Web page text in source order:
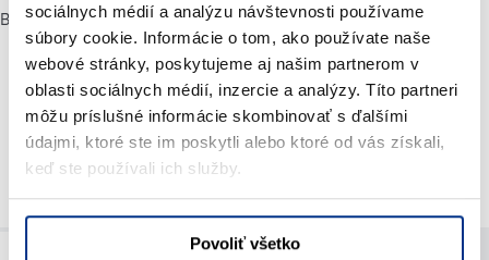
sociálnych médií a analýzu návštevnosti používame
súbory cookie. Informácie o tom, ako používate naše
webové stránky, poskytujeme aj našim partnerom v
oblasti sociálnych médií, inzercie a analýzy. Títo partneri
môžu príslušné informácie skombinovať s ďalšími
údajmi, ktoré ste im poskytli alebo ktoré od vás získali,
keď ste používali ich služby.
Povoliť všetko
Basket lifts on a trailer
Winches